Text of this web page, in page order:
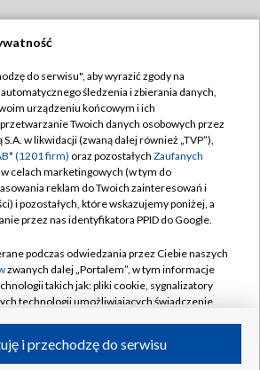
TVP
TVP
Cyfrowa
Regulamin TVP
Polityka prywatności
Moje zgody
Pomoc
Kontakt
Kanały
do serwisu", aby wyrazić zgody na
śledzenia i zbierania danych,
urządzeniu końcowym i ich
Twoich danych osobowych przez
w likwidacji (zwaną dalej również „TVP”),
(1201 firm) oraz pozostałych Zaufanych
w celach marketingowych (w tym do
reklam do Twoich zainteresowań i
i pozostałych, które wskazujemy poniżej, a
przez nas identyfikatora PPID do Google.
podczas odwiedzania przez Ciebie naszych
zwanych dalej „Portalem”, w tym informacje
takich jak: pliki cookie, sygnalizatory
technologii umożliwiających świadczenie
i przechodzę do serwisu